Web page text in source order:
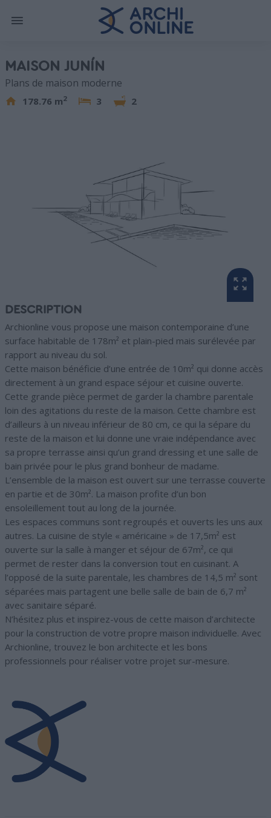
MAISON JUNÍN
Plans de maison moderne
178.76 m2 3 2
DESCRIPTION
Archionline vous propose une maison contemporaine d’une
surface habitable de 178m² et plain-pied mais surélevée par
rapport au niveau du sol.
Cette maison bénéficie d’une entrée de 10m² qui donne accès
directement à un grand espace séjour et cuisine ouverte.
Cette grande pièce permet de garder la chambre parentale
loin des agitations du reste de la maison. Cette chambre est
d’ailleurs à un niveau inférieur de 80 cm, ce qui la sépare du
reste de la maison et lui donne une vraie indépendance avec
sa propre terrasse ainsi qu’un grand dressing et une salle de
bain privée pour le plus grand bonheur de madame.
L’ensemble de la maison est ouvert sur une terrasse couverte
en partie et de 30m². La maison profite d’un bon
ensoleillement tout au long de la journée.
Les espaces communs sont regroupés et ouverts les uns aux
autres. La cuisine de style « américaine » de 17,5m² est
ouverte sur la salle à manger et séjour de 67m², ce qui
permet de rester dans la conversion tout en cuisinant. A
l’opposé de la suite parentale, les chambres de 14,5 m² sont
séparées mais partagent une belle salle de bain de 6,7 m²
avec sanitaire séparé.
N’hésitez plus et inspirez-vous de cette maison d’architecte
pour la construction de votre propre maison individuelle. Avec
Archionline, trouvez le bon architecte et les bons
professionnels pour réaliser votre projet sur-mesure.